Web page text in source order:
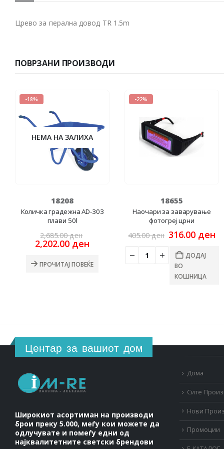
Црево за перална довод TR 1.5m
ПОВРЗАНИ ПРОИЗВОДИ
-18%
НЕМА НА ЗАЛИХА
18208
Количка градежна AD-303
плави 50l
2,685.00ден
price
2,685.00 ден.
2,202.00ден
is:
2,202.00 ден.
ПРОЧИТАЈ ПОВЕЌЕ
-22%
18655
Наочари за заварување
фотогреј црни
405.00ден Original
was:
405.00 ден.
316.00 ден
ДОДАЈ
ВО
КОШНИЦА
Центар за вашиот дом
Широкиот асортиман на производи
брои преку 5.000, меѓу кои можете да
одлучувате и помеѓу едни од
најквалитетните светски брендови
Дома
Сите
Нови
Промоции